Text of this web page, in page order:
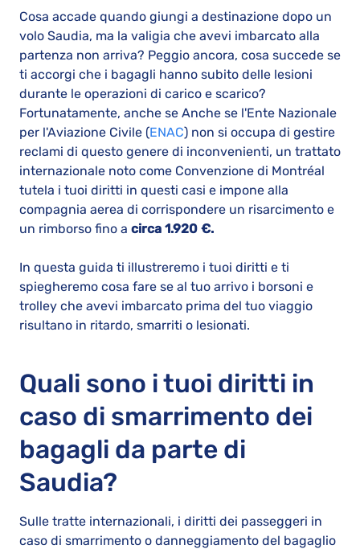
Cosa accade quando giungi a destinazione dopo un
volo Saudia, ma la valigia che avevi imbarcato alla
partenza non arriva? Peggio ancora, cosa succede se
ti accorgi che i bagagli hanno subito delle lesioni
durante le operazioni di carico e scarico?
Fortunatamente, anche se Anche se l'Ente Nazionale
per l'Aviazione Civile (ENAC) non si occupa di gestire
reclami di questo genere di inconvenienti, un trattato
internazionale noto come Convenzione di Montréal
tutela i tuoi diritti in questi casi e impone alla
compagnia aerea di corrispondere un risarcimento e
un rimborso fino a circa 1.920 €.
In questa guida ti illustreremo i tuoi diritti e ti
spiegheremo cosa fare se al tuo arrivo i borsoni e
trolley che avevi imbarcato prima del tuo viaggio
risultano in ritardo, smarriti o lesionati.
Quali sono i tuoi diritti in
caso di smarrimento dei
bagagli da parte di
Saudia?
Sulle tratte internazionali, i diritti dei passeggeri in
caso di smarrimento o danneggiamento del bagaglio